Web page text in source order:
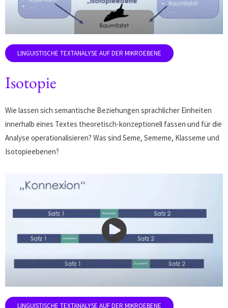
Isotopie
Wie lassen sich semantische Beziehungen sprachlicher Einheiten
innerhalb eines Textes theoretisch-konzeptionell fassen und für die
Analyse operationalisieren? Was sind Seme, Sememe, Klasseme und
Isotopieebenen?